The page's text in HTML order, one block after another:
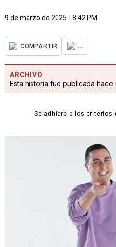
9 de marzo de 2025 - 8:42 PM
COMPARTIR ...
ARCHIVO
Esta historia fue publicada hace
Se adhiere a los criterios